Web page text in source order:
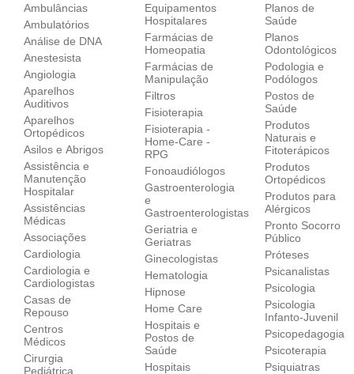
Ambulâncias
Ambulatórios
Análise de DNA
Anestesista
Angiologia
Aparelhos
Auditivos
Aparelhos
Ortopédicos‎
Asilos e Abrigos
Assistência e
Manutenção
Hospitalar
Assistências
Médicas
Associações
Cardiologia
Cardiologia e
Cardiologistas
Casas de
Repouso
Centros
Médicos
Cirurgia
Pediátrica
Equipamentos
Hospitalares
Farmácias de
Homeopatia
Farmácias de
Manipulação
Filtros
Fisioterapia
Fisioterapia -
Home-Care -
RPG
Fonoaudiólogos
Gastroenterologia
e
Gastroenterologistas
Geriatria e
Geriatras
Ginecologistas
Hematologia
Hipnose
Home Care
Hospitais e
Postos de
Saúde
Hospitais
Planos de
Saúde
Planos
Odontológicos
Podologia e
Podólogos
Postos de
Saúde
Produtos
Naturais e
Fitoterápicos
Produtos
Ortopédicos
Produtos para
Alérgicos
Pronto Socorro
Público
Próteses
Psicanalistas
Psicologia
Psicologia
Infanto-Juvenil
Psicopedagogia
Psicoterapia
Psiquiatras